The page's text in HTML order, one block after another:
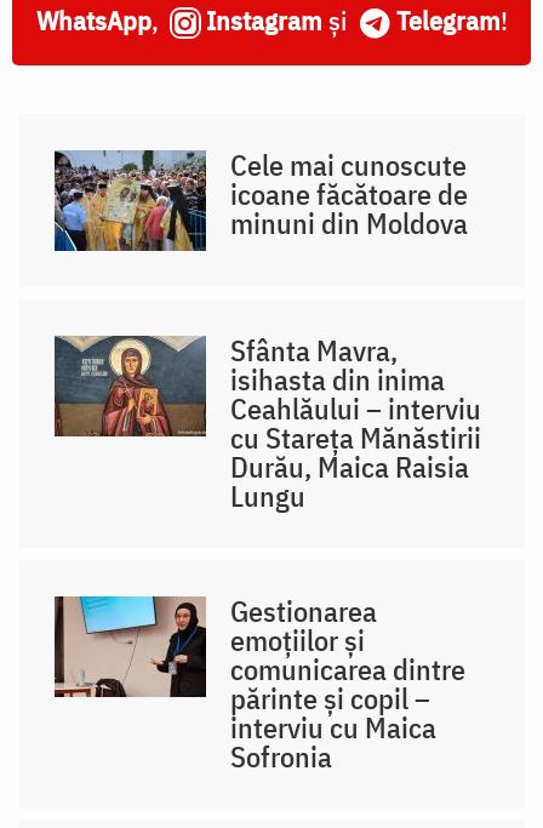
WhatsApp, Instagram și Telegram!
Cele mai cunoscute
icoane făcătoare de
minuni din Moldova
Sfânta Mavra,
isihasta din inima
Ceahlăului – interviu
cu Stareța Mănăstirii
Durău, Maica Raisia
Lungu
Gestionarea
emoțiilor și
comunicarea dintre
părinte și copil –
interviu cu Maica
Sofronia